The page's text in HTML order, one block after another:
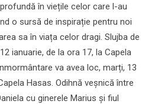
în viețile celor care l-au
o sursă de inspirație pentru noi
sa în viața celor dragi. Slujba de
ianuarie, de la ora 17, la Capela
va avea loc, marți, 13
Hasas. Odihnă veșnică între
cu ginerele Marius și fiul